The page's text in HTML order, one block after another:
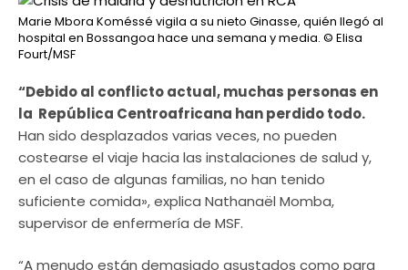
Marie Mbora Koméssé vigila a su nieto Ginasse, quién llegó al
hospital en Bossangoa hace una semana y media. © Elisa
Fourt/MSF
“Debido al conflicto actual, muchas personas en
la República Centroafricana han perdido todo.
Han sido desplazados varias veces, no pueden
costearse el viaje hacia las instalaciones de salud y,
en el caso de algunas familias, no han tenido
suficiente comida», explica Nathanaël Momba,
supervisor de enfermería de MSF.
“A menudo están demasiado asustados como para